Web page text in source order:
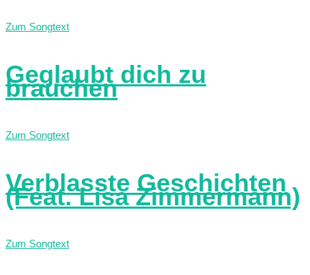
Zum Songtext
Geglaubt dich zu
brauchen
Zum Songtext
Verblasste Geschichten
(Feat. Lisa Zimmermann)
Zum Songtext